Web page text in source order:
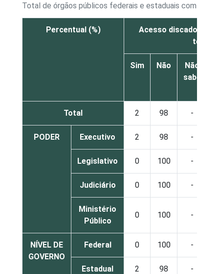
Total de órgãos públicos federais e estaduais com
Percentual (%)
Acesso discado/
Sim Não
Não
sabe
Total 2 98 -
PODER Executivo 2 98 -
Legislativo 0 100 -
Judiciário 0 100 -
Ministério
Público
0 100 -
NÍVEL DE
GOVERNO
Federal 0 100 -
Estadual 2 98 -